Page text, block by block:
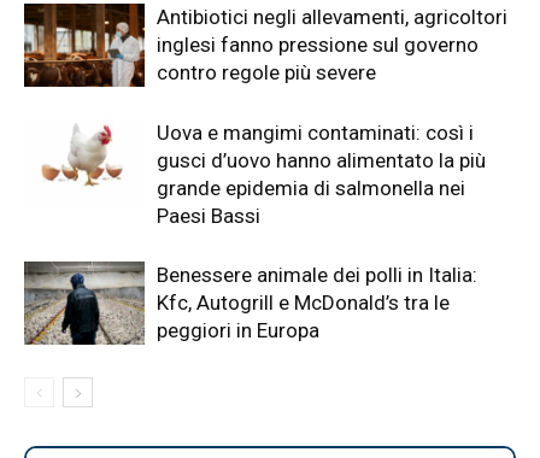
Antibiotici negli allevamenti, agricoltori
inglesi fanno pressione sul governo
contro regole più severe
Uova e mangimi contaminati: così i
gusci d’uovo hanno alimentato la più
grande epidemia di salmonella nei
Paesi Bassi
Benessere animale dei polli in Italia:
Kfc, Autogrill e McDonald’s tra le
peggiori in Europa